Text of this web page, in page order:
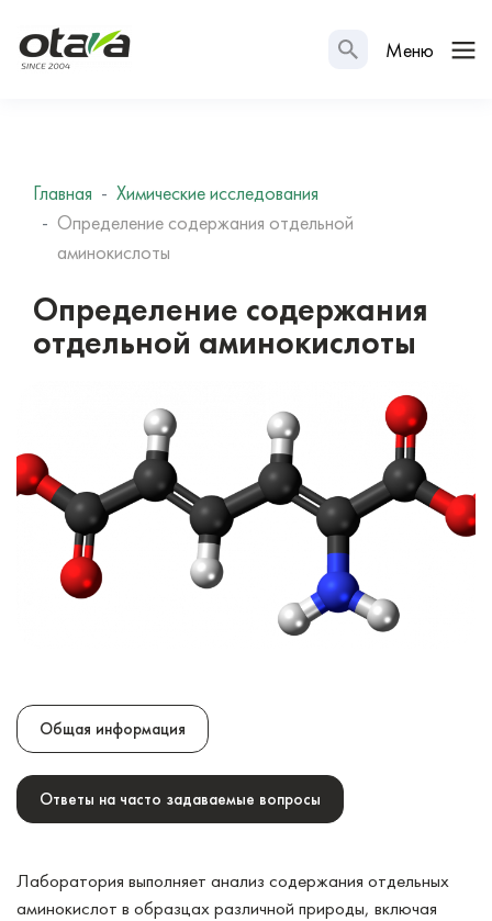
Меню
Главная
Химические исследования
Определение содержания отдельной
аминокислоты
Определение содержания
отдельной аминокислоты
Общая информация
Ответы на часто задаваемые вопросы
Лаборатория выполняет анализ содержания отдельных
аминокислот в образцах различной природы, включая